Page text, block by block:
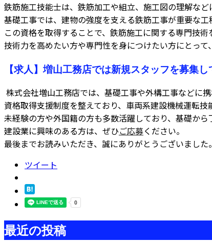
鉄筋施工技能士は、鉄筋加工や組立、施工図の理解など
基礎工事では、建物の強度を支える鉄筋工事が重要な工
この資格を取得することで、鉄筋施工に関する専門技
技術力を高めたい方や専門性を身につけたい方にとって
【求人】増山工務店では新規スタッフを募集
株式会社増山工務店では、基礎工事や外構工事などに
資格取得支援制度を整えており、車両系建設機械運転
未経験の方や外国籍の方も多数活躍しており、基礎から
建設業に興味のある方は、ぜひご応募ください。
最後までお読みいただき、誠にありがとうございました。
ツイート
最近の投稿